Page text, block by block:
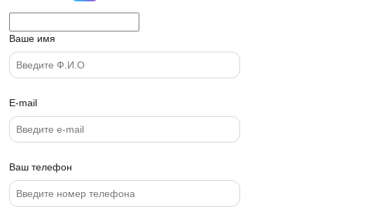
Ваше имя
E-mail
Ваш телефон